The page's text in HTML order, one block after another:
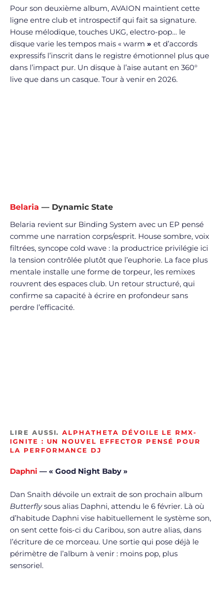
Pour son deuxième album, AVAION maintient cette
ligne entre club et introspectif qui fait sa signature.
House mélodique, touches UKG, electro-pop… le
disque varie les tempos mais « warm » et d’accords
expressifs l’inscrit dans le registre émotionnel plus que
dans l’impact pur. Un disque à l’aise autant en 360°
live que dans un casque. Tour à venir en 2026.
Belaria — Dynamic State
Belaria revient sur Binding System avec un EP pensé
comme une narration corps/esprit. House sombre, voix
filtrées, syncope cold wave : la productrice privilégie ici
la tension contrôlée plutôt que l’euphorie. La face plus
mentale installe une forme de torpeur, les remixes
rouvrent des espaces club. Un retour structuré, qui
confirme sa capacité à écrire en profondeur sans
perdre l’efficacité.
LIRE AUSSI.ALPHATHETA DÉVOILE LE RMX-
IGNITE : UN NOUVEL EFFECTOR PENSÉ POUR
LA PERFORMANCE DJ
Daphni — « Good Night Baby »
Dan Snaith dévoile un extrait de son prochain album
Butterflysous alias Daphni, attendu le 6 février. Là où
d’habitude Daphni vise habituellement le système son,
on sent cette fois-ci du Caribou, son autre alias, dans
l’écriture de ce morceau. Une sortie qui pose déjà le
périmètre de l’album à venir : moins pop, plus
sensoriel.